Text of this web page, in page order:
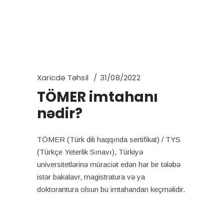
Xaricdə Təhsil 31/08/2022
TÖMER imtahanı
nədir?
TÖMER (Türk dili haqqında sertifikat) / TYS
(Türkçe Yeterlik Sınavı), Türkiyə
universitetlərinə müraciət edən hər bir tələbə
istər bakalavr, magistratura və ya
doktorantura olsun bu imtahandan keçməlidir.